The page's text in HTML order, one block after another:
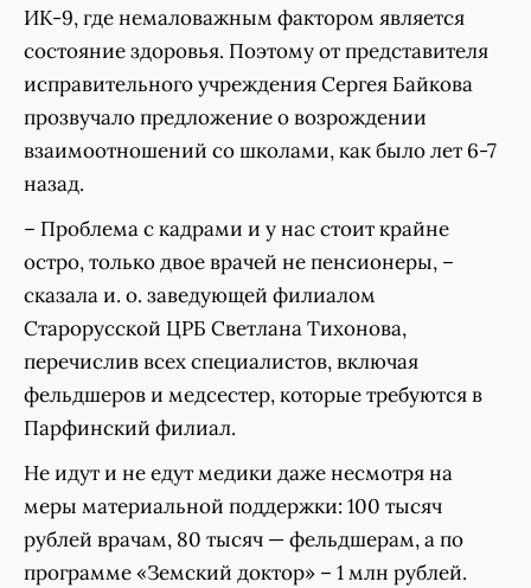
ИК-9, где немаловажным фактором является
состояние здоровья. Поэтому от представителя
исправительного учреждения Сергея Байкова
прозвучало предложение о возрождении
взаимоотношений со школами, как было лет 6-7
назад.
– Проблема с кадрами и у нас стоит крайне
остро, только двое врачей не пенсионеры, –
сказала и. о. заведующей филиалом
Старорусской ЦРБ Светлана Тихонова,
перечислив всех специалистов, включая
фельдшеров и медсестер, которые требуются в
Парфинский филиал.
Не идут и не едут медики даже несмотря на
меры материальной поддержки: 100 тысяч
рублей врачам, 80 тысяч — фельдшерам, а по
программе «Земский доктор» – 1 млн рублей.